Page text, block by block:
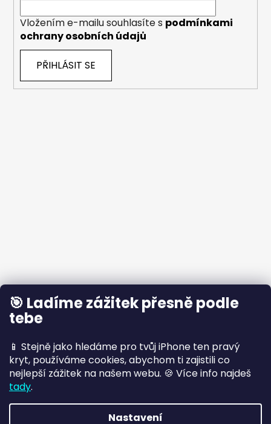
🎯 Ladíme zážitek přesně podle
tebe
📱 Stejně jako hledáme pro tvůj iPhone ten pravý
kryt, používáme cookies, abychom ti zajistili co
nejlepší zážitek na našem webu. 🍪 Více info najdeš
tady.
Nastavení
Vložením e-mailu souhlasíte s podmínkami
ochrany osobních údajů
PŘIHLÁSIT SE